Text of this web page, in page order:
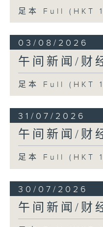
足本 Full (HKT
03/08/2026
午间新闻/财
足本 Full (HKT
31/07/2026
午间新闻/财
足本 Full (HKT
30/07/2026
午间新闻/财